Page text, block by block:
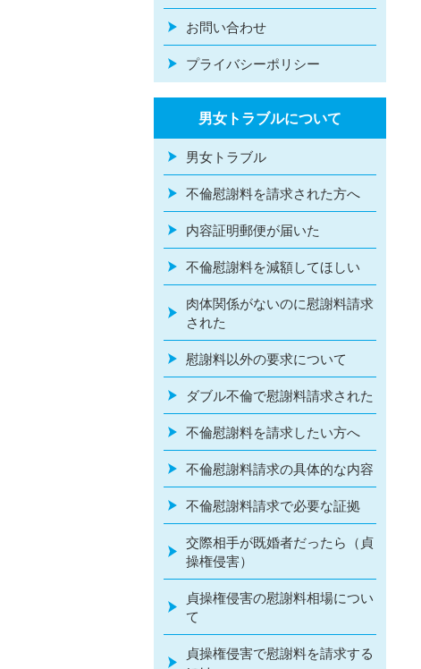
お問い合わせ
プライバシーポリシー
男女トラブルについて
男女トラブル
不倫慰謝料を請求された方へ
内容証明郵便が届いた
不倫慰謝料を減額してほしい
肉体関係がないのに慰謝料請求
された
慰謝料以外の要求について
ダブル不倫で慰謝料請求された
不倫慰謝料を請求したい方へ
不倫慰謝料請求の具体的な内容
不倫慰謝料請求で必要な証拠
交際相手が既婚者だったら（貞
操権侵害）
貞操権侵害の慰謝料相場につい
て
貞操権侵害で慰謝料を請求する